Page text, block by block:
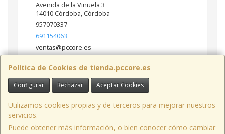
Política de Cookies de tienda.pccore.es
Configurar Rechazar Aceptar Cookies
Utilizamos cookies propias y de terceros para mejorar nuestros
servicios.
Puede obtener más información, o bien conocer cómo cambiar
Avenida de la Viñuela 3
14010 Córdoba, Córdoba
957070337
691154063
ventas@pccore.es
Horario
10-13:30
Avenida de la Viñuela nº 3, 14010, Córdoba, España. - C.I.F.: B56097777 -